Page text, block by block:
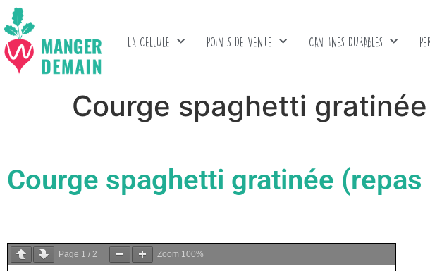
LA CELLULE POINTS DE VENTE CANTINES DURABLES
Courge spaghetti
Courge spaghetti gratinée
Page 1 / 2 Zoom 100%